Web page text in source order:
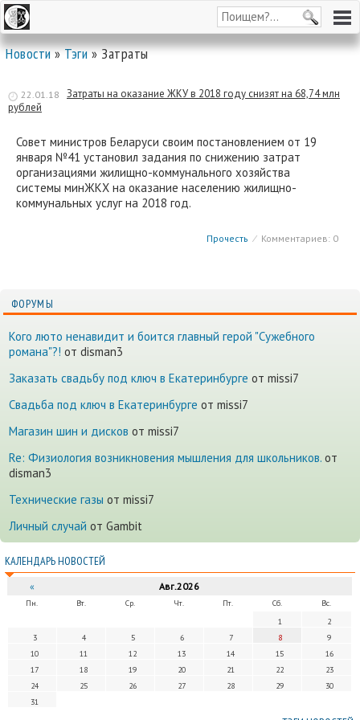
Новости»Тэги» Затраты
22.01.18
Затраты на оказание ЖКУ в 2018 году снизят на 68,74 млн
рублей
Совет министров Беларуси своим постановлением от 19
января №41 установил задания по снижению затрат
организациями жилищно-коммунального хозяйства
системы минЖКХ на оказание населению жилищно-
коммунальных услуг на 2018 год.
Прочесть ⁄ Комментариев: 0
ФОРУМЫ
Кого люто ненавидит и боится главный герой "Сужебного
романа"?! от disman3
Заказать свадьбу под ключ в Екатеринбурге от missi7
Cвадьба под ключ в Екатеринбурге от missi7
Магазин шин и дисков от missi7
Re: Физиология возникновения мышления для школьников. от
disman3
Технические газы от missi7
Личный случай от Gambit
КАЛЕНДАРЬ НОВОСТЕЙ
« Авг.2026
Пн. Вт. Ср. Чт. Пт. Сб.
Вс.
1
2
3
4 5 6 7 8
9
10
11 12 13 14 15
16
17
18 19 20 21 22
23
24
25 26 27 28 29
30
31